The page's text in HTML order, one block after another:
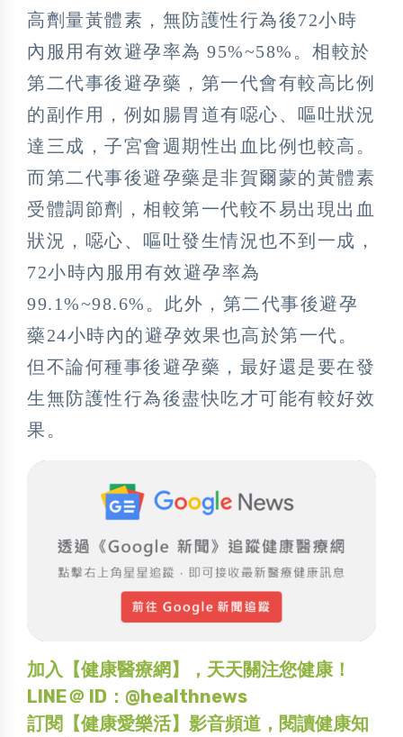
高劑量黃體素，無防護性行為後72小時
內服用有效避孕率為 95%~58%。相較於
第二代事後避孕藥，第一代會有較高比例
的副作用，例如腸胃道有噁心、嘔吐狀況
達三成，子宮會週期性出血比例也較高。
而第二代事後避孕藥是非賀爾蒙的黃體素
受體調節劑，相較第一代較不易出現出血
狀況，噁心、嘔吐發生情況也不到一成，
72小時內服用有效避孕率為
99.1%~98.6%。此外，第二代事後避孕
藥24小時內的避孕效果也高於第一代。
但不論何種事後避孕藥，最好還是要在發
生無防護性行為後盡快吃才可能有較好效
果。
加入【健康醫療網】，天天關注您健康！
LINE＠ ID：@healthnews
訂閱【健康愛樂活】影音頻道，閱讀健康知